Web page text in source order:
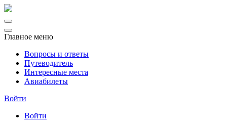
Главное меню
Вопросы и ответы
Путеводитель
Интересные места
Авиабилеты
Войти
Войти